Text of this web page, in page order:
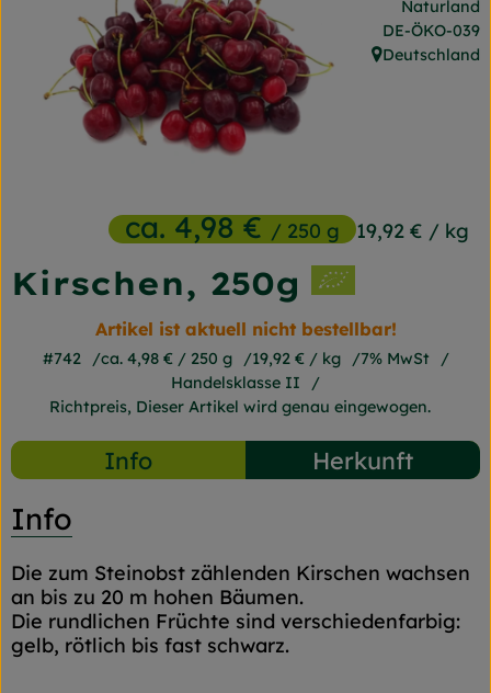
Frischetheke
Naturkost
Getränke
Drogerie
So geht's
Unsere Kisten
Blog
Jetzt bestellen
Kirschen, 250g
ca. 4,98 €/ 250 g 19,92 € / kg
Naturland
,
DE-ÖKO-039
, Herkunft:
Deutschland
Artikel ist aktuell nicht bestellbar!
#742 ca. 4,98 € / 250 g 19,92 € / kg
7% MwSt
Handelsklasse II
Richtpreis, Dieser Artikel wird genau eingewogen.
Info Herkunft
Info
Die zum Steinobst zählenden Kirschen wachsen
an bis zu 20 m hohen Bäumen.
Die rundlichen Früchte sind verschiedenfarbig:
gelb, rötlich bis fast schwarz.